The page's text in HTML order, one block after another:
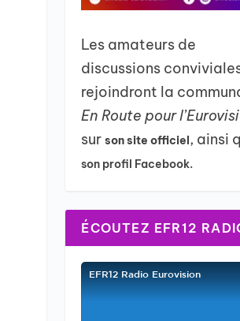
Les amateurs de
discussions
rejoindront la
En Route pour
surson site officiel, ainsi
son profil Facebook.
ÉCOUTEZ EFR12